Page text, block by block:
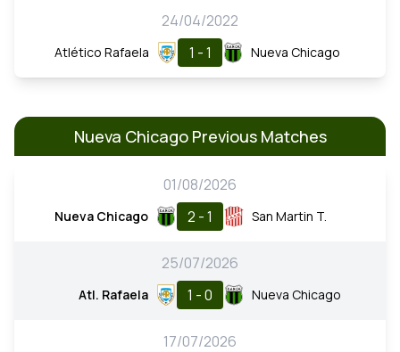
24/04/2022
Atlético Rafaela 1 - 1 Nueva Chicago
Nueva Chicago Previous Matches
01/08/2026
Nueva Chicago 2 - 1 San Martin T.
25/07/2026
Atl. Rafaela 1 - 0 Nueva Chicago
17/07/2026